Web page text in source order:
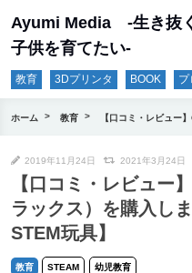
Ayumi Media -生き抜
子供を育てたい-
教育 3Dプリンタ BOOK プ
ホーム 教育 【口コミ・レビュー
2019年11月24日 2021年3月24日
【口コミ・レビュー
ラックス）を購入し
STEM玩具】
教育 STEAM 幼児教育